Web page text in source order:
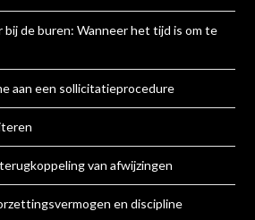
bij de buren: Wanneer het tijd is om te
aan een sollicitatieprocedure
van afwijzingen
en discipline